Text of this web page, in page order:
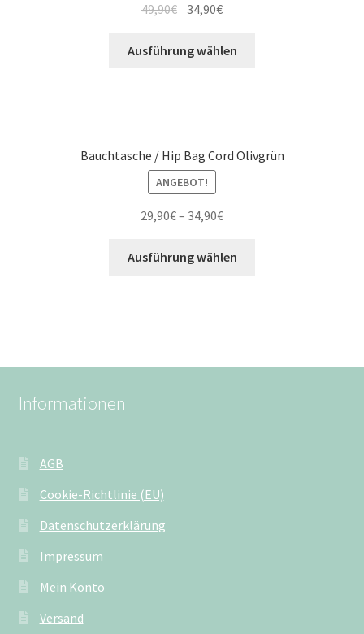
49,90€ 34,90€
Ausführung wählen
Bauchtasche / Hip Bag Cord Olivgrün
ANGEBOT!
29,90€– 34,90€
Ausführung wählen
Informationen
AGB
Cookie-Richtlinie (EU)
Datenschutzerklärung
Impressum
Mein Konto
Versand